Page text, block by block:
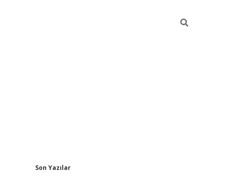
Sidebar
Son Yazılar
güncel giriş